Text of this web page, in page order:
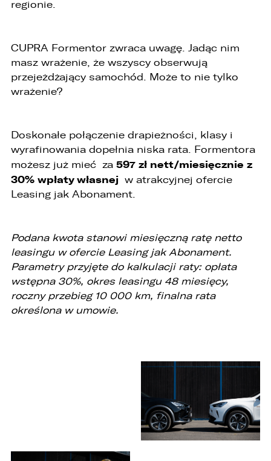
regionie.
CUPRA Formentor zwraca uwagę. Jadąc nim
masz wrażenie, że wszyscy obserwują
przejeżdżający samochód. Może to nie tylko
wrażenie?
Doskonałe połączenie drapieżności, klasy i
wyrafinowania dopełnia niska rata. Formentora
możesz już mieć za 597 zł nett/miesięcznie z
30% wpłaty własnej w atrakcyjnej ofercie
Leasing jak Abonament.
Podana kwota stanowi miesięczną ratę netto
leasingu w ofercie Leasing jak Abonament.
Parametry przyjęte do kalkulacji raty: opłata
wstępna 30%, okres leasingu 48 miesięcy,
roczny przebieg 10 000 km, finalna rata
określona w umowie.
W związku z realizacją wymogów